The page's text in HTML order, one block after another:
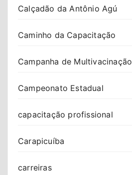
Calçadão da Antônio Agú
Caminho da Capacitação
Campanha de Multivacinação
Campeonato Estadual
capacitação profissional
Carapicuíba
carreiras